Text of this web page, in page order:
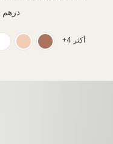
850.00 درهم
+4 أكثر